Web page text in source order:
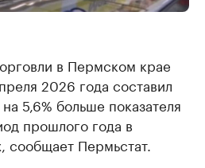
в Пермском крае
2026 года составил
5,6% больше показателя
прошлого года в
сообщает Пермьстат.